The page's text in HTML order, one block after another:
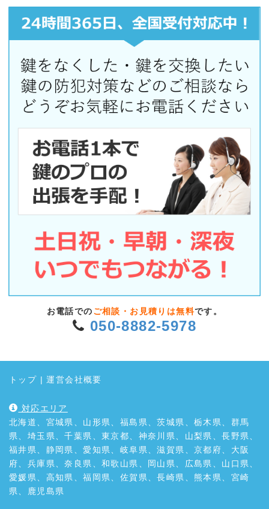
お電話での ご相談・お見積りは無料です。
050-8882-5978
トップ |運営会社概要
対応エリア
北海道、宮城県、山形県、福島県、茨城県、栃木県、群馬
県、埼玉県、千葉県、東京都、神奈川県、山梨県、長野県、
福井県、静岡県、愛知県、岐阜県、滋賀県、京都府、大阪
府、兵庫県、奈良県、和歌山県、岡山県、広島県、山口県、
愛媛県、高知県、福岡県、佐賀県、長崎県、熊本県、宮崎
県、鹿児島県